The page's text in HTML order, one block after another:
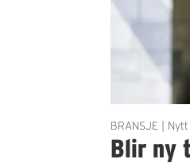
BRANSJE |
Blir ny